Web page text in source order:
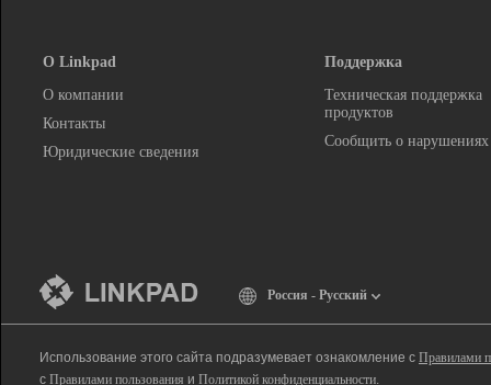
О Linkpad
О компании
Контакты
Юридические сведения
Поддержка
Техническая поддержка
продуктов
Сообщить о нарушениях
Россия - Русский
Использование этого сайта подразумевает ознакомление с Правилами
с Правилами пользования и Политикой конфиденциальности.